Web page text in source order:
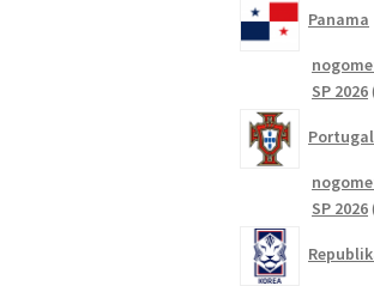
Panama
SP 2026
SP 2026